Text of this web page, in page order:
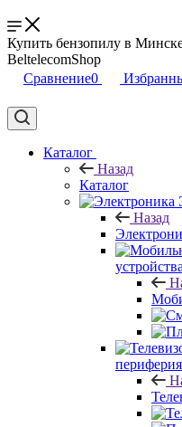
Купить бензопилу в
BeltelecomShop
Сравнение0
Каталог
Назад
Каталог
Назад
устройства
периферия